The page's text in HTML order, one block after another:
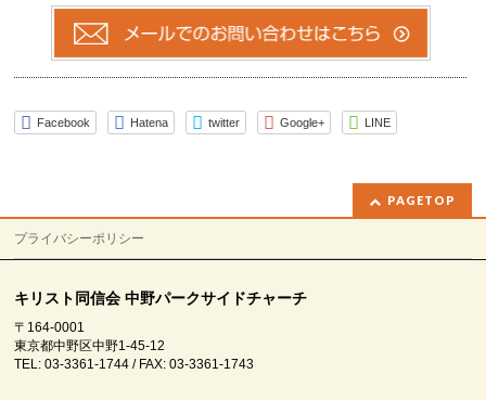
Facebook Hatena twitter Google+ LINE
PAGETOP
プライバシーポリシー
キリスト同信会 中野パークサイドチャーチ
〒164-0001
東京都中野区中野1-45-12
TEL: 03-3361-1744 / FAX: 03-3361-1743